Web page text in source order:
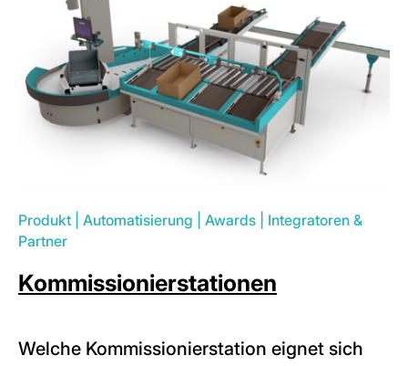
Produkt Automatisierung Awards
Integratoren &
Partner
Kommissionierstationen
Welche Kommissionierstation eignet sich